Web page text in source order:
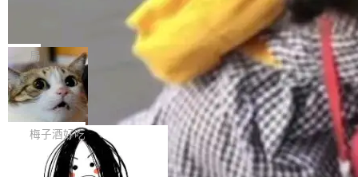
个独立于业务线程的全局通信引擎（Engine），
Coding 从个人辅助工具逐步走向团队级、组织
级应用，企业在规模化落地过程中，对安全性、
可控性和代码质量提出了更高要求。 首先是数据
安全与合规要求。对于大多数普通研发场景，公
有云模型能够满足快速试用和效率提升的需求。
但对于金融、能源、医疗等对数据安全要求较...
产品应用、支撑保障、专题等五大方向。深信服
AI算力网关（AI创新平台）成功入选！ 随着各行
各业的Agent走向规模化建设，算力构成形态逐
渐丰富，用户关注的重点也在发生变化：不只是
让AI用起来，还要进一步看清混合算力时代下，
Token花在哪里、算力是否被充分利用，以及持
续增长的AI成本该如何优化。 深信服AI算力网关
正是围绕这些实际问题，从Token治理和成本治
理两个方面，让用户的每一份算力都看得清、管
Jeff Dean 离开 Google：一个时代的结
束，一个实验室的开始
Google 员工编号 20。MapReduce 作者之一。
Bigtable 作者之一。TensorFlow 的作者之一。
Gemini 的架构师。Google 首席科学家。 Jeff D
ean 在 Google 工作了 27 年后，宣布离职。 他
不是一个人走。一同离开的还有 Sanjay Ghema
wat（Google 员工编号 23，Jeff Dean 二十多
年的编程搭档，MapReduce 和 Bigtable 的共同
作者）、Quoc Le（Google 大脑核心成员，Se
局
🔥 SolonCode v2026.8.4 发布：界面
字体可调、22 种语言、记忆搜索增强
打开终端就能上岗的全中文编码智能体，这一轮
把「看得清、用母语、记得住」三件事一次补
齐。 SolonCode 是什么 SolonCode 是杭州无
耳科技研发的企业级终端编码智能体——一位全
梅子酒好吃
让“代码语义理解”深度释放AI Coding